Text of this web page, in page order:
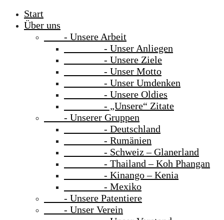
Start
Über uns
- Unsere Arbeit
- Unser Anliegen
- Unsere Ziele
- Unser Motto
- Unser Umdenken
- Unsere Oldies
- „Unsere“ Zitate
- Unserer Gruppen
- Deutschland
- Rumänien
- Schweiz – Glanerland
- Thailand – Koh Phangan
- Kinango – Kenia
- Mexiko
- Unsere Patentiere
- Unser Verein